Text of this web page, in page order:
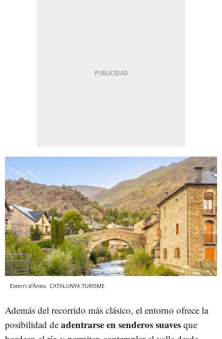
Esterri d'Àneu CATALUNYA TURISME
Además del recorrido más clásico, el entorno ofrece la
posibilidad de adentrarse en senderos suaves que